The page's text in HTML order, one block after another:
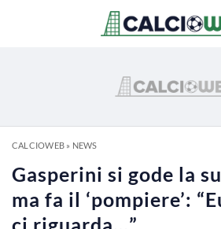
CALCIOWEB» NEWS
Gasperini si gode la
ma fa il ‘pompiere’:
ci riguarda…”